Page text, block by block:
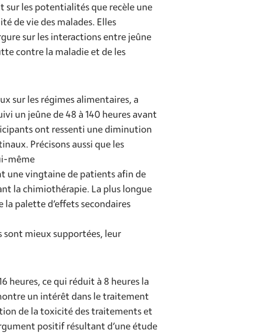
sur les potentialités que recèle une
de vie des malades. Elles
sur les interactions entre jeûne
contre la maladie et de les
sur les régimes alimentaires, a
un jeûne de 48 à 140 heures avant
ont ressenti une diminution
Précisons aussi que les
même
une vingtaine de patients afin de
la chimiothérapie. La plus longue
la palette d’effets secondaires
sont mieux supportées, leur
heures, ce qui réduit à 8 heures la
un intérêt dans le traitement
de la toxicité des traitements et
positif résultant d’une étude